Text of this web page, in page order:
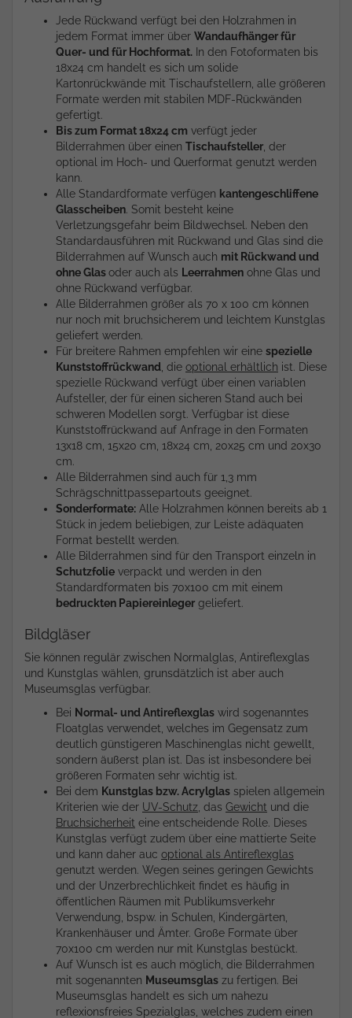
Jede Rückwand verfügt bei den Holzrahmen in
jedem Format immer über Wandaufhänger für
Quer- und für Hochformat. In den Fotoformaten bis
18x24 cm handelt es sich um solide
Kartonrückwände mit Tischaufstellern, alle größeren
Formate werden mit stabilen MDF-Rückwänden
gefertigt.
Bis zum Format 18x24 cm verfügt jeder
Bilderrahmen über einen Tischaufsteller , der
optional im Hoch- und Querformat genutzt werden
kann.
Alle Standardformate verfügen kantengeschliffene
Glasscheiben . Somit besteht keine
Verletzungsgefahr beim Bildwechsel. Neben den
Standardausführen mit Rückwand und Glas sind die
Bilderrahmen auf Wunsch auch mit Rückwand und
ohne Glasoder auch als Leerrahmen ohne Glas und
ohne Rückwand verfügbar.
Alle Bilderrahmen größer als 70 x 100 cm können
nur noch mit bruchsicherem und leichtem Kunstglas
geliefert werden.
Für breitere Rahmen empfehlen wir eine spezielle
Kunststoffrückwand , die optional erhältlich ist. Diese
spezielle Rückwand verfügt über einen variablen
Aufsteller, der für einen sicheren Stand auch bei
schweren Modellen sorgt. Verfügbar ist diese
Kunststoffrückwand auf Anfrage in den Formaten
13x18 cm, 15x20 cm, 18x24 cm, 20x25 cm und 20x30
cm.
Alle Bilderrahmen sind auch für 1,3 mm
Schrägschnittpassepartouts geeignet.
Sonderformate: Alle Holzrahmen können bereits ab 1
Stück in jedem beliebigen, zur Leiste adäquaten
Format bestellt werden.
Alle Bilderrahmen sind für den Transport einzeln in
Schutzfolie verpackt und werden in den
Standardformaten bis 70x100 cm mit einem
bedruckten Papiereinleger geliefert.
Bildgläser
Sie können regulär zwischen Normalglas, Antireflexglas
und Kunstglas wählen, grunsdätzlich ist aber auch
Museumsglas verfügbar.
Bei Normal- und Antireflexglas wird sogenanntes
Floatglas verwendet, welches im Gegensatz zum
deutlich günstigeren Maschinenglas nicht gewellt,
sondern äußerst plan ist. Das ist insbesondere bei
größeren Formaten sehr wichtig ist.
Bei dem Kunstglas bzw. Acrylglas spielen allgemein
Kriterien wie der UV-Schutz , das Gewicht und die
Bruchsicherheit eine entscheidende Rolle. Dieses
Kunstglas verfügt zudem über eine mattierte Seite
und kann daher auc optional als Antireflexglas
genutzt werden. Wegen seines geringen Gewichts
und der Unzerbrechlichkeit findet es häufig in
öffentlichen Räumen mit Publikumsverkehr
Verwendung, bspw. in Schulen, Kindergärten,
Krankenhäuser und Ämter. Große Formate über
70x100 cm werden nur mit Kunstglas bestückt.
Auf Wunsch ist es auch möglich, die Bilderrahmen
mit sogenannten Museumsglas zu fertigen. Bei
Museumsglas handelt es sich um nahezu
reflexionsfreies Spezialglas, welches zudem einen